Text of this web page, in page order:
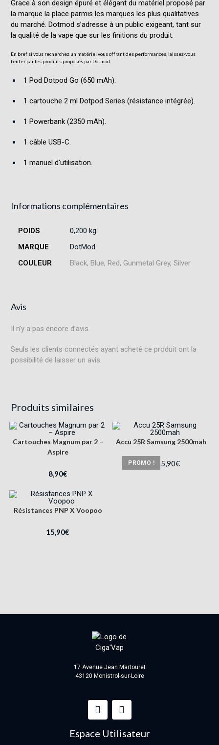
Grace à son design épuré et élégant du matériel proposé par
la marque la place parmis les marques les plus qualitatives
du marché.Dotmod s’adresse à un public exigeant, tant sur
la qualité de la vape que sur les finitions du produit.
En bref si vous recherchez un matériel vous offrant des performances, laissez-vous
tenter par les produits proposés par Dotmod.
1 Pod Dotpod Go (650 mAh).
1 cartouche 2 ml Dotpod Series (résistance intégrée).
1 Powerbank (2350 mAh).
1 câble USB-C.
1 manuel d’utilisation.
Informations complémentaires
POIDS
0,200 kg
MARQUE
DotMod
COULEUR
Black, Blue, Red, Gunmetal Grey, Silver
Avis
Il n’y a pas encore d’avis.
Seuls les clients connectés ayant acheté ce produit ont la
possibilité de laisser un avis.
Produits similaires
Cartouches Magnum par 2 –
Aspire
8,90€
PROMO !
Accu 25R Samsung 2500mah
8,90 5,90€
Résistances PNP X Voopoo
15,90€
17 Avenue Jean Martouret
43120 Monistrol-sur-Loire
Espace Utilisateur